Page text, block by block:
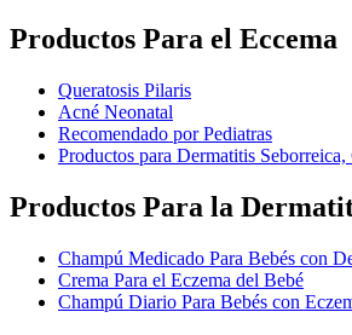
Productos Para el Eccema
Queratosis Pilaris
Acné Neonatal
Recomendado por Pediatras
Productos para Dermatitis Seborreica,
Productos Para la
Champú Medicado Para Bebés con
Crema Para el Eczema del Bebé
Champú Diario Para Bebés con